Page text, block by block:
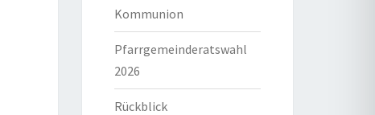
Kommunion
Pfarrgemeinderatswahl
2026
Rückblick